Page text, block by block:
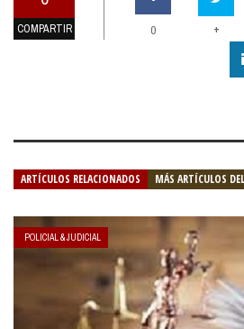
COMPARTIR 0 +
ARTÍCULOS RELACIONADOS MÁS ARTÍCULOS
POLICIAL & JUDICIAL